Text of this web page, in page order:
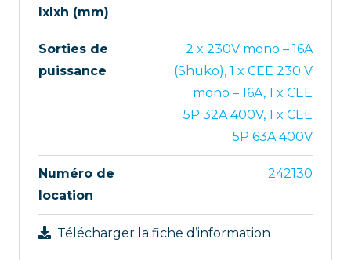
lxlxh (mm)
Sorties de
puissance
2 x 230V mono – 16A
(Shuko), 1 x CEE 230 V
mono – 16A, 1 x CEE
5P 32A 400V, 1 x CEE
5P 63A 400V
Numéro de
location
242130
Télécharger la fiche d’information